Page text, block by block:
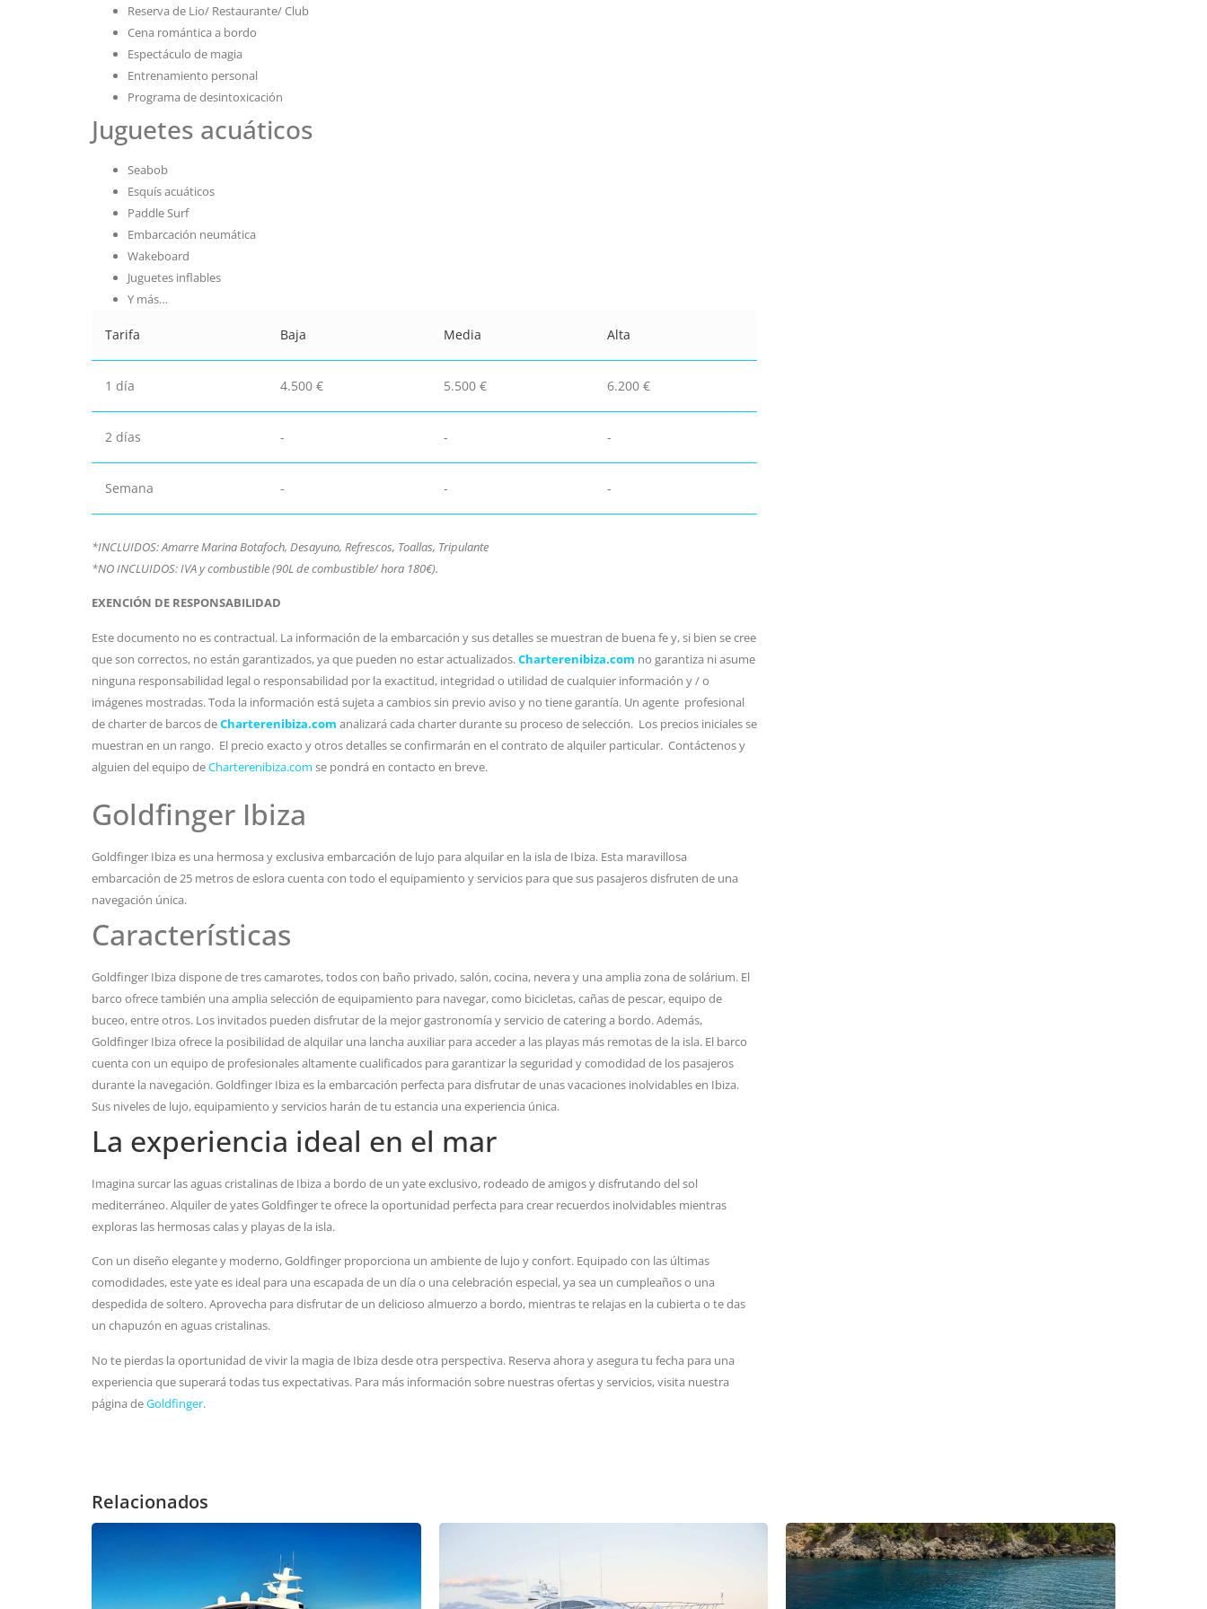
Reserva de Lio/ Restaurante/ Club
Cena romántica a bordo
Espectáculo de magia
Entrenamiento personal
Programa de desintoxicación
Juguetes acuáticos
Seabob
Esquís acuáticos
Paddle Surf
Embarcación neumática
Wakeboard
Juguetes inflables
Y más…
Tarifa Baja Media Alta
1 día 4.500 € 5.500 € 6.200 €
2 días - - -
Semana - - -
*INCLUIDOS: Amarre Marina Botafoch, Desayuno, Refrescos, Toallas, Tripulante
*NO INCLUIDOS: IVA y combustible (90L de combustible/ hora 180€).
EXENCIÓN DE RESPONSABILIDAD
Este documento no es contractual. La información de la embarcación y sus detalles se muestran de buena fe y, si bien se cree
que son correctos, no están garantizados, ya que pueden no estar actualizados. Charterenibiza.com no garantiza ni asume
ninguna responsabilidad legal o responsabilidad por la exactitud, integridad o utilidad de cualquier información y / o
imágenes mostradas. Toda la información está sujeta a cambios sin previo aviso y no tiene garantía. Un agente profesional
de charter de barcos deCharterenibiza.com analizará cada charter durante su proceso de selección. Los precios iniciales se
muestran en un rango. El precio exacto y otros detalles se confirmarán en el contrato de alquiler particular. Contáctenos y
alguien del equipo deCharterenibiza.com se pondrá en contacto en breve.
Goldfinger Ibiza
Goldfinger Ibiza es una hermosa y exclusiva embarcación de lujo para alquilar en la isla de Ibiza. Esta maravillosa
embarcación de 25 metros de eslora cuenta con todo el equipamiento y servicios para que sus pasajeros disfruten de una
navegación única.
Características
Goldfinger Ibiza dispone de tres camarotes, todos con baño privado, salón, cocina, nevera y una amplia zona de solárium. El
barco ofrece también una amplia selección de equipamiento para navegar, como bicicletas, cañas de pescar, equipo de
buceo, entre otros. Los invitados pueden disfrutar de la mejor gastronomía y servicio de catering a bordo. Además,
Goldfinger Ibiza ofrece la posibilidad de alquilar una lancha auxiliar para acceder a las playas más remotas de la isla. El barco
cuenta con un equipo de profesionales altamente cualificados para garantizar la seguridad y comodidad de los pasajeros
durante la navegación. Goldfinger Ibiza es la embarcación perfecta para disfrutar de unas vacaciones inolvidables en Ibiza.
Sus niveles de lujo, equipamiento y servicios harán de tu estancia una experiencia única.
La experiencia ideal en el mar
Imagina surcar las aguas cristalinas de Ibiza a bordo de un yate exclusivo, rodeado de amigos y disfrutando del sol
mediterráneo. Alquiler de yates Goldfinger te ofrece la oportunidad perfecta para crear recuerdos inolvidables mientras
exploras las hermosas calas y playas de la isla.
Con un diseño elegante y moderno, Goldfinger proporciona un ambiente de lujo y confort. Equipado con las últimas
comodidades, este yate es ideal para una escapada de un día o una celebración especial, ya sea un cumpleaños o una
despedida de soltero. Aprovecha para disfrutar de un delicioso almuerzo a bordo, mientras te relajas en la cubierta o te das
un chapuzón en aguas cristalinas.
No te pierdas la oportunidad de vivir la magia de Ibiza desde otra perspectiva. Reserva ahora y asegura tu fecha para una
experiencia que superará todas tus expectativas. Para más información sobre nuestras ofertas y servicios, visita nuestra
página deGoldfinger.
Relacionados